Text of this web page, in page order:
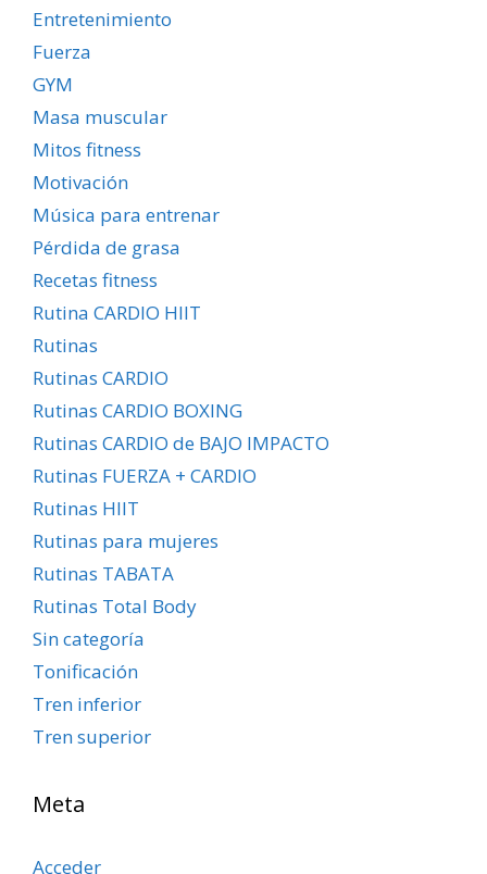
Entretenimiento
Fuerza
GYM
Masa muscular
Mitos fitness
Motivación
Música para entrenar
Pérdida de grasa
Recetas fitness
Rutina CARDIO HIIT
Rutinas
Rutinas CARDIO
Rutinas CARDIO BOXING
Rutinas CARDIO de BAJO IMPACTO
Rutinas FUERZA + CARDIO
Rutinas HIIT
Rutinas para mujeres
Rutinas TABATA
Rutinas Total Body
Sin categoría
Tonificación
Tren inferior
Tren superior
Meta
Acceder